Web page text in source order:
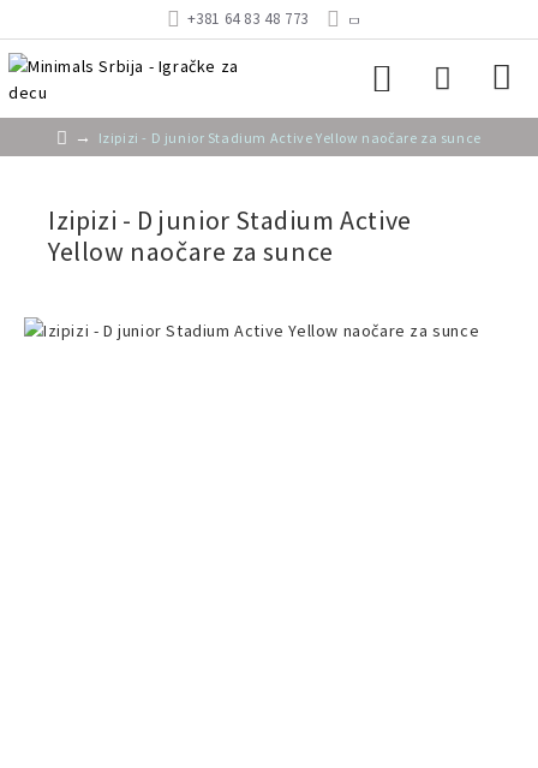
+381 64 83 48 773
Izipizi - D junior Stadium Active Yellow naočare za sunce
Izipizi - D junior Stadium Active
Yellow naočare za sunce